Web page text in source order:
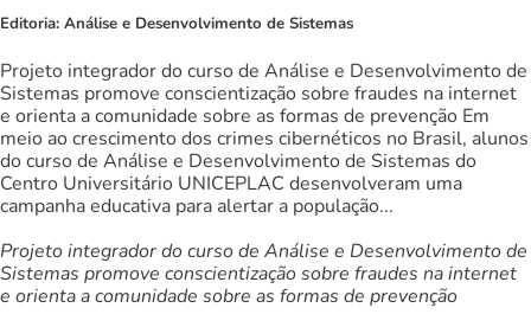
Editoria: Análise e Desenvolvimento de Sistemas
Projeto integrador do curso de Análise e Desenvolvimento de
Sistemas promove conscientização sobre fraudes na internet
e orienta a comunidade sobre as formas de prevenção Em
meio ao crescimento dos crimes cibernéticos no Brasil, alunos
do curso de Análise e Desenvolvimento de Sistemas do
Centro Universitário UNICEPLAC desenvolveram uma
campanha educativa para alertar a população...
Projeto integrador do curso de Análise e Desenvolvimento de
Sistemas promove conscientização sobre fraudes na internet
e orienta a comunidade sobre as formas de prevenção